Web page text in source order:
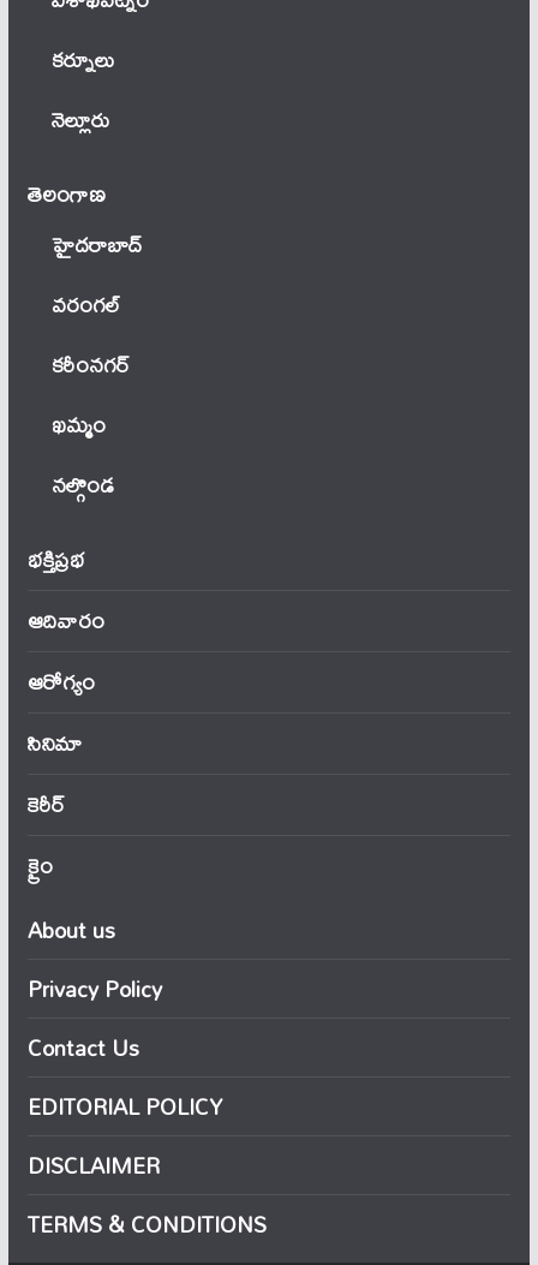
కర్నూలు
నెల్లూరు
తెలంగాణ‌
హైదరాబాద్
వ‌రంగ‌ల్
కరీంనగర్
ఖ‌మ్మం
నల్గొండ
భక్తిప్రభ
ఆదివారం
ఆరోగ్యం
సినిమా
కెరీర్
క్రైం
About us
Privacy Policy
Contact Us
EDITORIAL POLICY
DISCLAIMER
TERMS & CONDITIONS